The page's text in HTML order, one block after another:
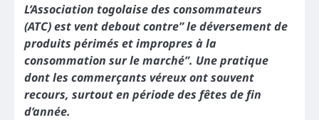
L’Association togolaise des consommateurs
(ATC) est vent debout contre” le déversement de
produits périmés et impropres à la
consommation sur le marché”. Une pratique
dont les commerçants véreux ont souvent
recours, surtout en période des fêtes de fin
d’année.